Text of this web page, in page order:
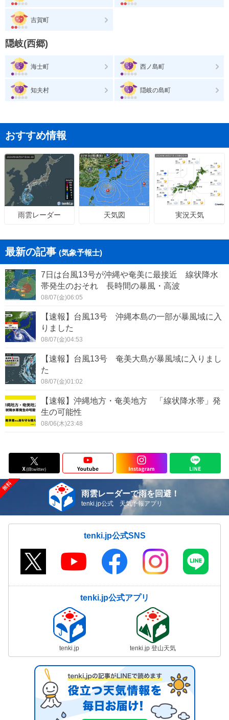
吉賀町
隠岐(西郷)
海士町 西ノ島町
知夫村 隠岐の島町
おすすめ情報
雨雲レーダー 天気図 実況天気
最新の記事 (気象予報士)
7日は台風13号が沖縄や奄美に最接近 線状降水
帯発生のおそれ 長時間の暴風・高波
08/07(金)06:05
【速報】台風13号 沖縄本島の一部が暴風域に入
りました
08/07(金)04:53
【速報】台風13号 奄美大島が暴風域に入りまし
た
08/07(金)01:02
【速報】沖縄地方・奄美地方 「線状降水帯」発
生の可能性
08/06(木)23:48
雨雲レーダーで雨を回避！
tenki.jp公式 天気予報アプリ
tenki.jp公式SNS
tenki.jp公式アプリ
tenki.jp tenki.jp 登山天気